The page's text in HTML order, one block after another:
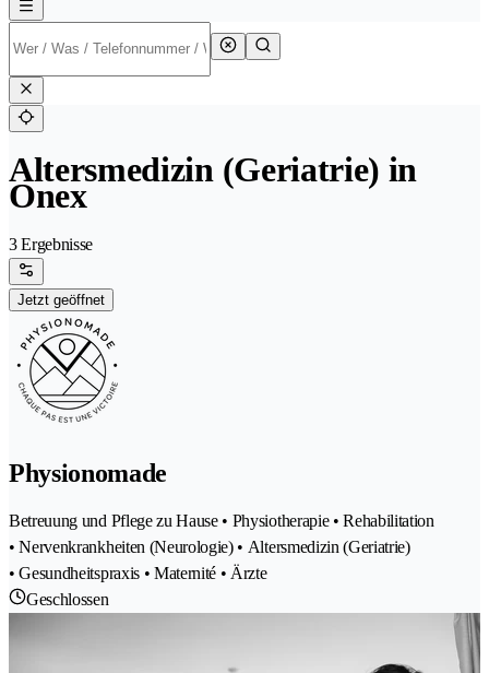
Altersmedizin (Geriatrie) in
Onex
3 Ergebnisse
Jetzt geöffnet
Physionomade
Betreuung und Pflege zu Hause • Physiotherapie • Rehabilitation
• Nervenkrankheiten (Neurologie) • Altersmedizin (Geriatrie)
• Gesundheitspraxis • Maternité • Ärzte
Geschlossen